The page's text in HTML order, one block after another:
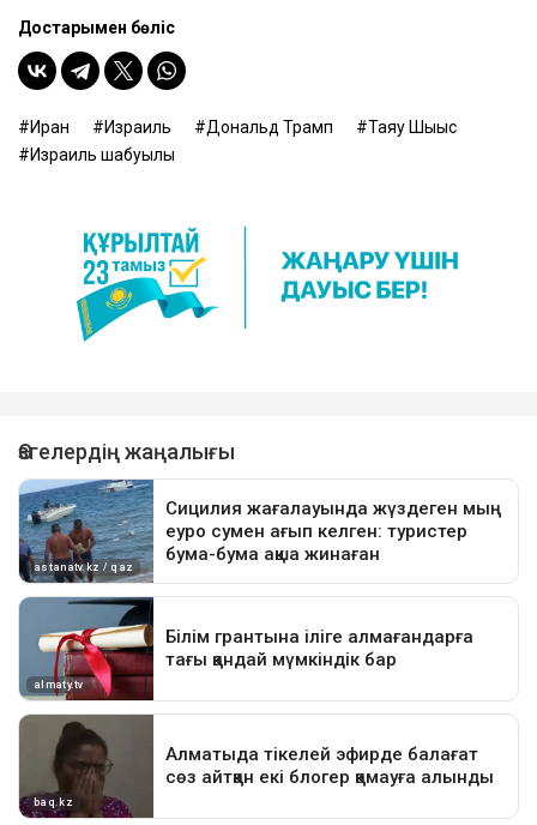
Достарыңмен бөліс
Иран Израиль Дональд Трамп
Таяу Шығыс
Израиль шабуылы